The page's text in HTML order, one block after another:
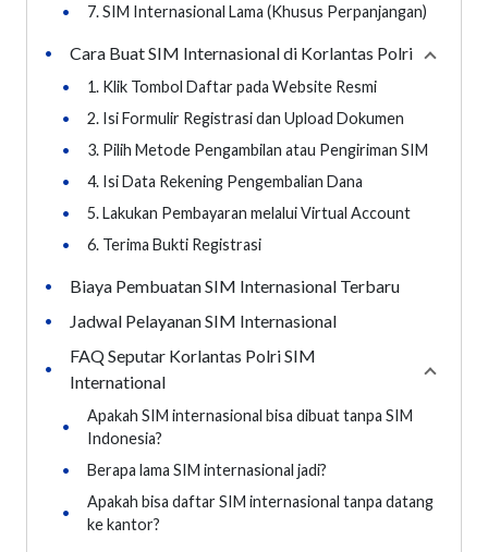
•
7. SIM Internasional Lama (Khusus Perpanjangan)
• Cara Buat SIM Internasional di Korlantas Polri
•
1. Klik Tombol Daftar pada Website Resmi
•
2. Isi Formulir Registrasi dan Upload Dokumen
•
3. Pilih Metode Pengambilan atau Pengiriman SIM
•
4. Isi Data Rekening Pengembalian Dana
•
5. Lakukan Pembayaran melalui Virtual Account
•
6. Terima Bukti Registrasi
• Biaya Pembuatan SIM Internasional Terbaru
• Jadwal Pelayanan SIM Internasional
•
FAQ Seputar Korlantas Polri SIM
International
•
Apakah SIM internasional bisa dibuat tanpa SIM
Indonesia?
•
Berapa lama SIM internasional jadi?
•
Apakah bisa daftar SIM internasional tanpa datang
ke kantor?